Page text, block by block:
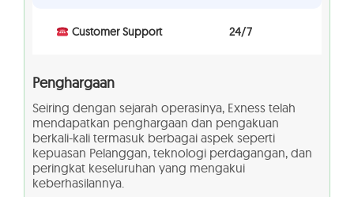
Customer Support 24/7
Penghargaan
Seiring dengan sejarah operasinya, Exness telah
mendapatkan penghargaan dan pengakuan
berkali-kali termasuk berbagai aspek seperti
kepuasan Pelanggan, teknologi perdagangan, dan
peringkat keseluruhan yang mengakui
keberhasilannya.